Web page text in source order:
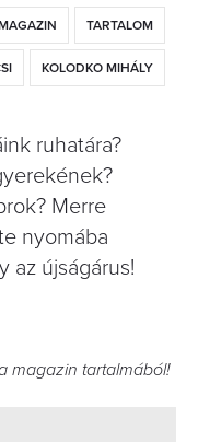
TARTALOM
KOLODKO MIHÁLY
ruhatára?
Merre
nyomába
az újságárus!
magazin tartalmából!